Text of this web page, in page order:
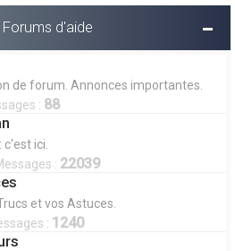
Forums d'aide
de forum. Annonces importantes.
: 88
ici.
: 22039
et vos Astuces.
: 1240